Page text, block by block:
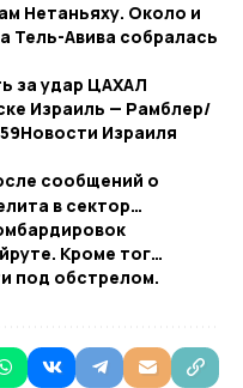
Нетаньяху. Около и
Тель-Авива собралась
за удар ЦАХАЛ
Израиль — Рамблер/
Израиля
сообщений о
в сектор…
Кроме тог…
под обстрелом.